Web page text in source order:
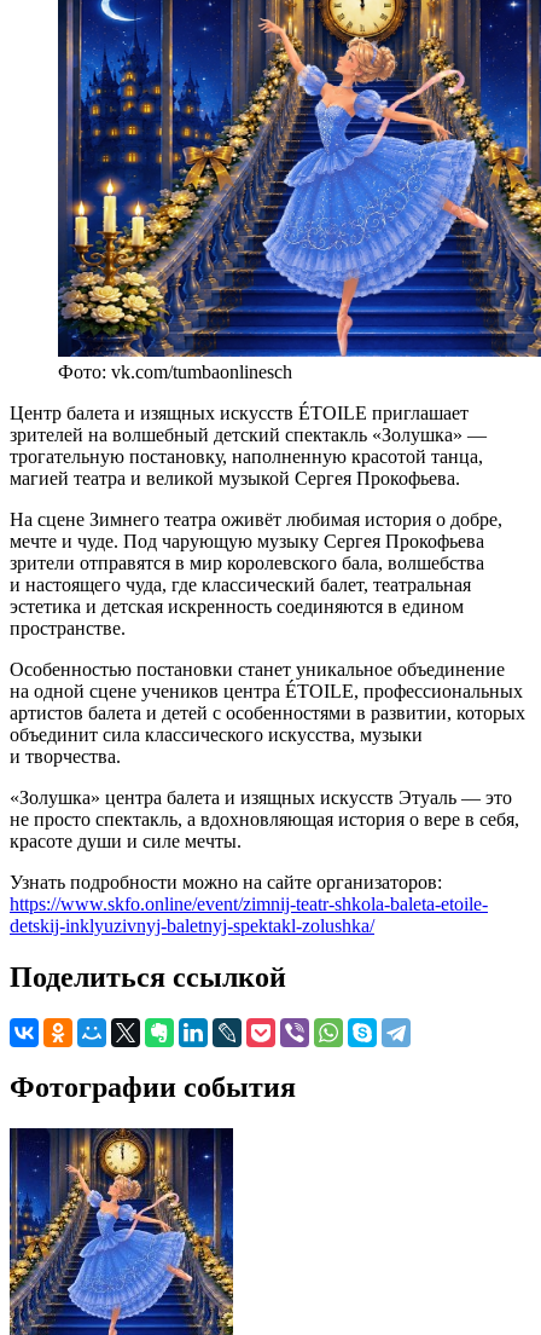
Фото: vk.com/tumbaonlinesch
Центр балета и изящных искусств ÉTOILE приглашает
зрителей на волшебный детский спектакль «Золушка» —
трогательную постановку, наполненную красотой танца,
магией театра и великой музыкой Сергея Прокофьева.
На сцене Зимнего театра оживёт любимая история о добре,
мечте и чуде. Под чарующую музыку Сергея Прокофьева
зрители отправятся в мир королевского бала, волшебства
и настоящего чуда, где классический балет, театральная
эстетика и детская искренность соединяются в едином
пространстве.
Особенностью постановки станет уникальное объединение
на одной сцене учеников центра ÉTOILE, профессиональных
артистов балета и детей с особенностями в развитии, которых
объединит сила классического искусства, музыки
и творчества.
«Золушка» центра балета и изящных искусств Этуаль — это
не просто спектакль, а вдохновляющая история о вере в себя,
красоте души и силе мечты.
Узнать подробности можно на сайте организаторов:
https://www.skfo.online/event/zimnij-teatr-shkola-baleta-etoile-
detskij-inklyuzivnyj-baletnyj-spektakl-zolushka/
Поделиться ссылкой
Фотографии события